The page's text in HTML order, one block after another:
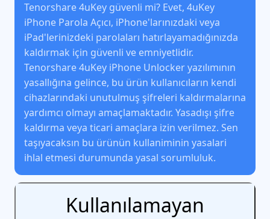
Tenorshare 4uKey güvenli mi? Evet, 4uKey
iPhone Parola Açıcı, iPhone'larınızdaki veya
iPad'lerinizdeki parolaları hatırlayamadığınızda
kaldırmak için güvenli ve emniyetlidir.
Tenorshare 4uKey iPhone Unlocker yazılımının
yasallığına gelince, bu ürün kullanıcıların kendi
cihazlarındaki unutulmuş şifreleri kaldırmalarına
yardımcı olmayı amaçlamaktadır. Yasadışı şifre
kaldırma veya ticari amaçlara izin verilmez. Sen
taşıyacaksın bu ürünün kullaniminin yasalari
i̇hlal etmesi̇ durumunda yasal sorumluluk.
Kullanılamayan